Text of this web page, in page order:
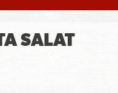
SALAT